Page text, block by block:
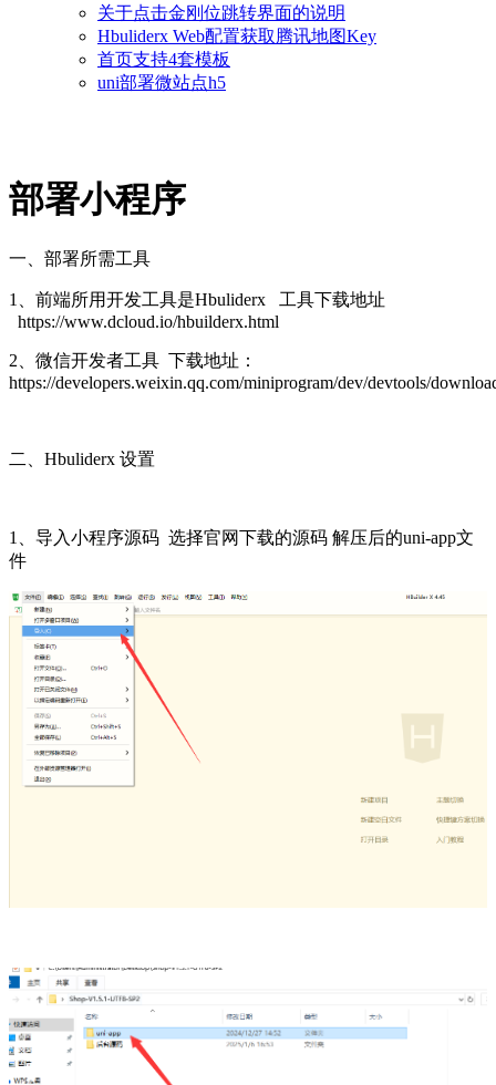
关于点击金刚位跳转界面的说明
Hbuliderx Web配置获取腾讯地图Key
首页支持4套模板
uni部署微站点h5
部署小程序
一、部署所需工具
1、前端所用开发工具是Hbuliderx 工具下载地址
https://www.dcloud.io/hbuilderx.html
2、微信开发者工具 下载地址：
https://developers.weixin.qq.com/miniprogram/dev/devtools/
二、Hbuliderx 设置
1、导入小程序源码 选择官网下载的源码 解压后的uni-app文
件